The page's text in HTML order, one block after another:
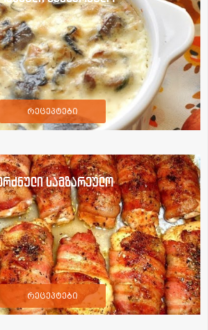
რეცეპტები
სამზარეულო
რეცეპტები